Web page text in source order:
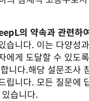
의 약속과 관련하
니다. 이는 다양성
게 도달할 수 있도
니다.해당 설문조사
니다. 모든 질문에
습니다.